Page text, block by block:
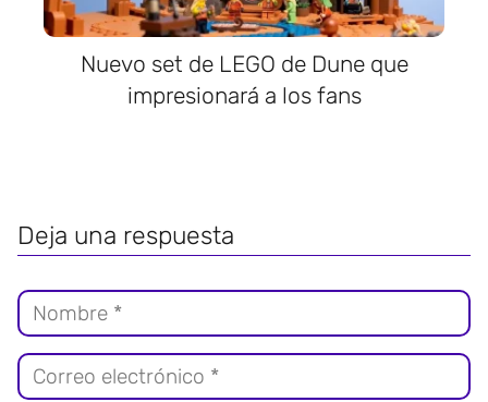
Nuevo set de LEGO de Dune que
impresionará a los fans
Deja una respuesta